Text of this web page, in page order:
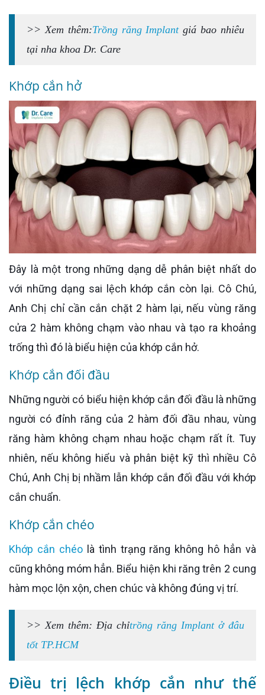
>> Xem thêm:Trồng răng Implantgiá bao nhiêu
tại nha khoa Dr. Care
Khớp cắn hở
Đây là một trong những dạng dễ phân biệt nhất do
với những dạng sai lệch khớp cắn còn lại. Cô Chú,
Anh Chị chỉ cần cắn chặt 2 hàm lại, nếu vùng răng
cửa 2 hàm không chạm vào nhau và tạo ra khoảng
trống thì đó là biểu hiện của khớp cắn hở.
Khớp cắn đối đầu
Những người có biểu hiện khớp cắn đối đầu là những
người có đỉnh răng của 2 hàm đối đầu nhau, vùng
răng hàm không chạm nhau hoặc chạm rất ít. Tuy
nhiên, nếu không hiểu và phân biệt kỹ thì nhiều Cô
Chú, Anh Chị bị nhầm lẫn khớp cắn đối đầu với khớp
cắn chuẩn.
Khớp cắn chéo
Khớp cắn chéolà tình trạng răng không hô hẳn và
cũng không móm hẳn. Biểu hiện khi răng trên 2 cung
hàm mọc lộn xộn, chen chúc và không đúng vị trí.
>> Xem thêm: Địa chỉtrồng răng Implant ở đâu
tốt TP.HCM
Điều trị lệch khớp cắn như thế